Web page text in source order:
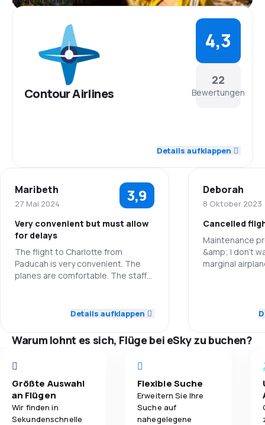
Contour Airlines
22
Bewertungen
4,3
Flugnetz 4,5
Ticketpreise 4,0
Reisekomfort 4,4
Verpflegung
Details aufklappen
Maribeth
27 Mai 2024 3,9
Very convenient but must allow
for delays
The flight to Charlotte from
Paducah is very convenient. The
planes are comfortable. The staff
inconvenient if you’re on a
money.
4,0
Ticketpreise 4,0
Reisekomfort 4,0
Details aufklappen
Deborah
8 Oktober 2023
Cancelled
Maintenance
&amp; I don’t
marginal
missing a train
Pünktlichkeit
Flugnetz
Reisekomfort
Warum lohnt es sich, Flüge bei eSky zu buchen?
Größte Auswahl
an Flügen
Wir finden in
Sekundenschnelle
Flexible Suche
Erweitern Sie Ihre
Suche auf
nahegelegene